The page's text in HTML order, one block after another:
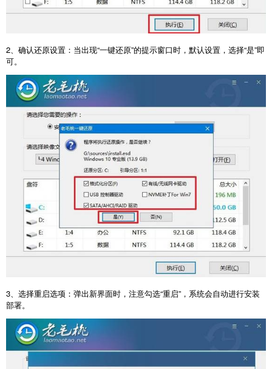
2、确认还原设置：当出现“一键还原”的提示窗口时，默认设置，选择“是”即
可。
3 、选择重启选项：弹出新界面时，注意勾选“重启”，系统会自动进行安装
部署。